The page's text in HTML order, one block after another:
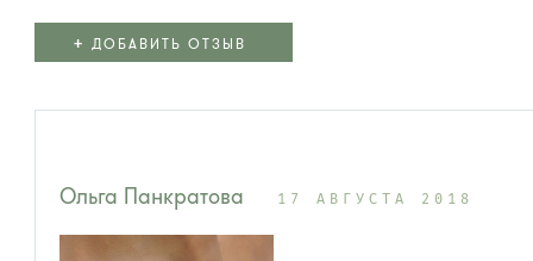
+ ДОБАВИТЬ ОТЗЫВ
Ольга Панкратова 17 АВГУСТА 2018